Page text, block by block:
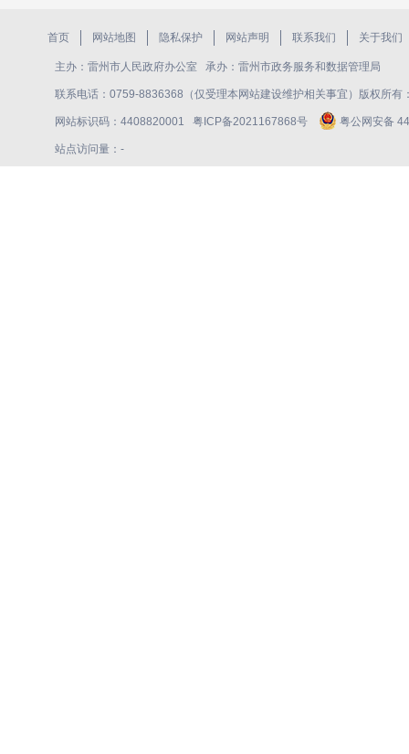
首页 网站地图 隐私保护 网站声明 联系我们 关于我们
主办：雷州市人民政府办公室 承办：雷州市政务服务和数据管理局
联系电话：0759-8836368（仅受理本网站建设维护相关事宜）版权所有
网站标识码：4408820001 粤ICP备2021167868号 粤公网安备
站点访问量： -